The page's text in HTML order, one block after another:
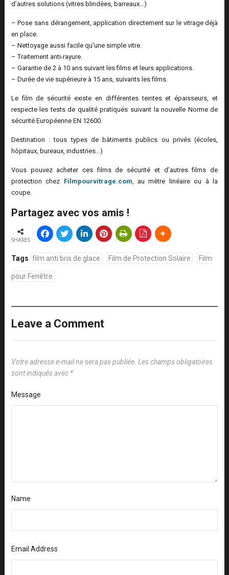
d’autres solutions (vitres blindées, barreaux…)
– Pose sans dérangement, application directement sur le vitrage déjà
en place.
– Nettoyage aussi facile qu’une simple vitre.
– Traitement anti-rayure.
– Garantie de 2 à 10 ans suivant les films et leurs applications.
– Durée de vie supérieure à 15 ans, suivants les films.
Le film de sécurité existe en différentes teintes et épaisseurs, et
respecte les tests de qualité pratiqués suivant la nouvelle Norme de
sécurité Européenne EN 12600.
Destination : tous types de bâtiments publics ou privés (écoles,
hôpitaux, bureaux, industries…)
Vous pouvez acheter ces films de sécurité et d’autres films de
protection chez Filmpourvitrage.com, au mètre linéaire ou à la
coupe.
Partagez avec vos amis !
SHARES
Tags film anti bris de glace Film de Protection Solaire Film
pour Fenêtre
Leave a Comment
Votre adresse e-mail ne sera pas publiée. Les champs obligatoires
sont indiqués avec *
Message
Name
Email Address